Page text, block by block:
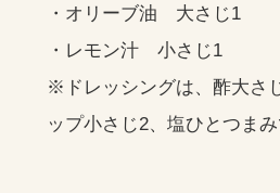
・オリーブ油 大さじ1
・レモン汁 小さじ1
※ドレッシングは、酢大さ
ップ小さじ2、塩ひとつま